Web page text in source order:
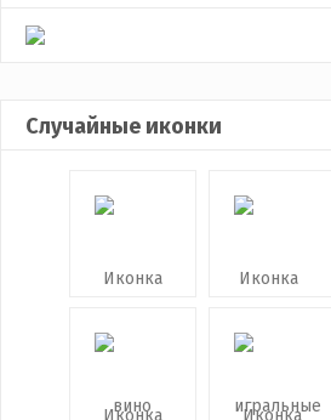
Случайные иконки